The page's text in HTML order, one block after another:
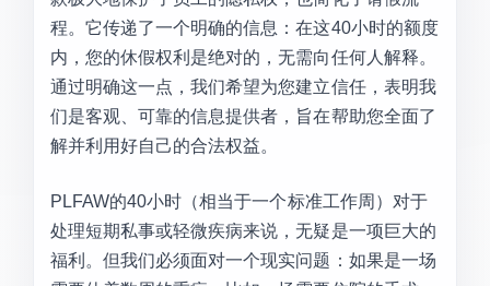
程。它传递了一个明确的信息：在这40小时的额度
内，您的休假权利是绝对的，无需向任何人解释。
通过明确这一点，我们希望为您建立信任，表明我
们是客观、可靠的信息提供者，旨在帮助您全面了
解并利用好自己的合法权益。
PLFAW的40小时（相当于一个标准工作周）对于
处理短期私事或轻微疾病来说，无疑是一项巨大的
福利。但我们必须面对一个现实问题：如果是一场